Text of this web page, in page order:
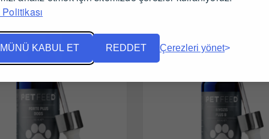
KABUL ET REDDET Çerezleri yönet